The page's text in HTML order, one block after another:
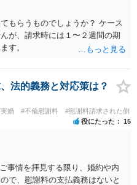
もらうものでしょうか？ ケース
が、請求時には１〜２週間の期
す。
法的義務と対応策は？
婚 #不倫慰謝料 #慰謝料請求された側
役にたった 15
事情を拝見する限り、婚約や内
で、慰謝料の支払義務はないと